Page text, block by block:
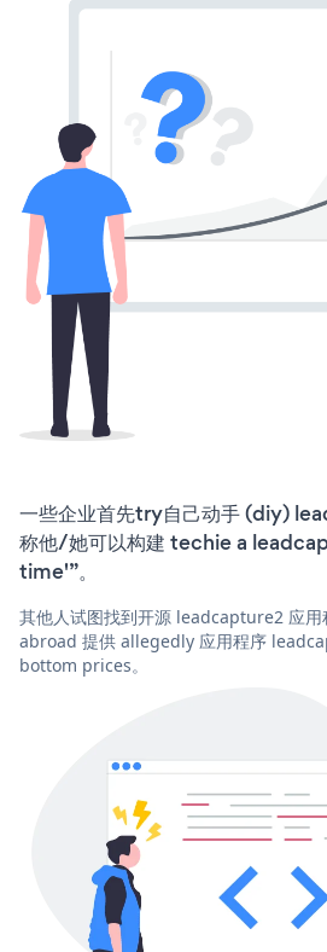
一些企业首先try自己动手 (diy)
称他/她可以构建 techie a
time'”。
其他人试图找到开源 leadcapture2 应
abroad 提供 allegedly 应用程序
bottom prices。